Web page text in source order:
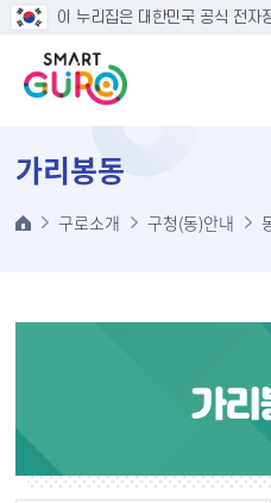
본문
이 누리집은 대한민국 공식 전자
가리봉동
구로소개 구청(동)안내